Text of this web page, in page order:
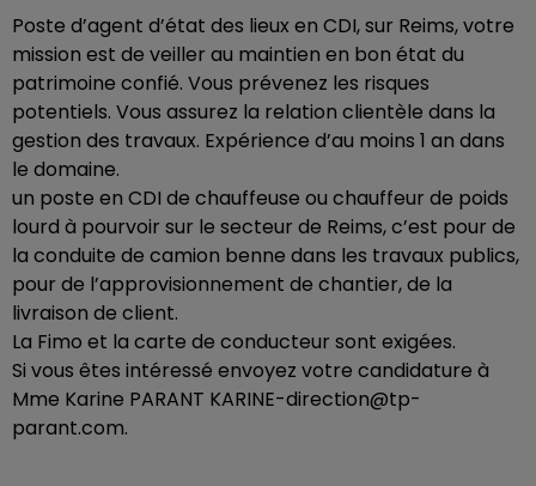
Poste d’agent d’état des lieux en CDI, sur Reims, votre
mission est de veiller au maintien en bon état du
patrimoine confié. Vous prévenez les risques
potentiels. Vous assurez la relation clientèle dans la
gestion des travaux. Expérience d’au moins 1 an dans
le domaine.
un poste en CDI de chauffeuse ou chauffeur de poids
lourd à pourvoir sur le secteur de Reims, c’est pour de
la conduite de camion benne dans les travaux publics,
pour de l’approvisionnement de chantier, de la
livraison de client.
La Fimo et la carte de conducteur sont exigées.
Si vous êtes intéressé envoyez votre candidature à
Mme Karine PARANT KARINE-direction@tp-
parant.com.